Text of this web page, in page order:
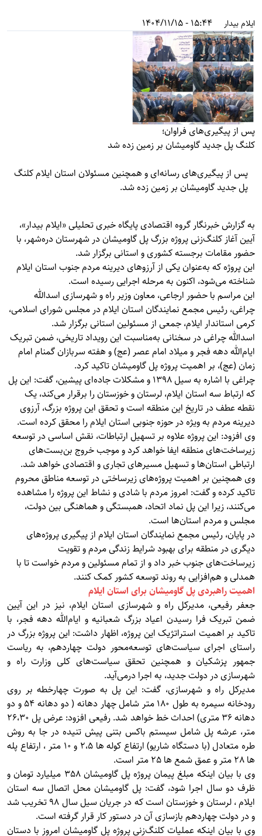
ایلام بیدار 15:44 - 1404/11/15
پس از پیگیری‌های فراوان؛
کلنگ پل جدید گاومیشان بر زمین زده شد
پس از پیگیری‌های رسانه‌ای و همچنین مسئولان استان ایلام کلنگ
پل جدید گاومیشان بر زمین زده شد.
به گزارش خبرنگار گروه اقتصادی پایگاه خبری تحلیلی «ایلام بیدار»،
آیین آغاز کلنگ‌زنی پروژه بزرگ پل گاومیشان در شهرستان دره‌شهر، با
حضور مقامات برجسته کشوری و استانی برگزار شد.
این پروژه که به‌عنوان یکی از آرزوهای دیرینه مردم جنوب استان ایلام
شناخته می‌شود، اکنون به مرحله اجرایی رسیده است.
این مراسم با حضور ارجاعی، معاون وزیر راه و شهرسازی اسدالله
چراغی، رئیس مجمع نمایندگان استان ایلام در مجلس شورای اسلامی،
کرمی استاندار ایلام، جمعی از مسئولین استانی برگزار شد.
اسدالله چراغی در سخنانی به‌مناسبت این رویداد تاریخی، ضمن تبریک
ایام‌الله دهه فجر و میلاد امام عصر (عج) و هفته سربازان گمنام امام
زمان (عج)، بر اهمیت پروژه پل گاومیشان تاکید کرد.
چراغی با اشاره به سیل ۱۳۹۸ و مشکلات جاده‌ای پیشین، گفت: این پل
که ارتباط سه استان ایلام، لرستان و خوزستان را برقرار می‌کند، یک
نقطه عطف در تاریخ این منطقه است و تحقق این پروژه بزرگ، آرزوی
دیرینه مردم به ویژه در حوزه جنوبی استان ایلام را محقق کرده است.
وی افزود: این پروژه علاوه بر تسهیل ارتباطات، نقش اساسی در توسعه
زیرساخت‌های منطقه ایفا خواهد کرد و موجب خروج بن‌بست‌های
ارتباطی استان‌ها و تسهیل مسیرهای تجاری و اقتصادی خواهد شد.
وی همچنین بر اهمیت پروژه‌های زیرساختی در توسعه مناطق محروم
تاکید کرده و گفت: امروز مردم با شادی و نشاط این پروژه را مشاهده
می‌کنند، زیرا این پل نماد اتحاد، همبستگی و هماهنگی بین دولت،
مجلس و مردم استان‌ها است.
در پایان، رئیس مجمع نمایندگان استان ایلام از پیگیری پروژه‌های
دیگری در منطقه برای بهبود شرایط زندگی مردم و تقویت
زیرساخت‌های جنوب خبر داد و از تمام مسئولین و مردم خواست تا با
همدلی و هم‌افزایی به روند توسعه کشور کمک کنند.
اهمیت راهبردی پل گاومیشان برای استان ایلام
جعفر رفیعی، مدیرکل راه و شهرسازی استان ایلام، نیز در این آیین
ضمن تبریک فرا رسیدن اعیاد بزرگ شعبانیه و ایام‌الله دهه فجر، با
تاکید بر اهمیت استراتژیک این پروژه، اظهار داشت: این پروژه بزرگ در
راستای اجرای سیاست‌های توسعه‌محور دولت چهاردهم، به ریاست
جمهور پزشکیان و همچنین تحقق سیاست‌های کلی وزارت راه و
شهرسازی در دولت جدید، به اجرا درمی‌آید.
مدیرکل راه و شهرسازی، گفت: این پل به صورت چهارخطه بر روی
رودخانه سیمره به طول 180 متر شامل چهار دهانه ( دو دهانه 54 و دو
دهانه 36 متری) احداث خط خواهد شد. رفیعی افزود: عرض پل 26،30
متر، عرشه پل شامل سیستم باکس بتنی پیش تنیده در جا به روش
طره متعادل (با دستگاه شاریو) ارتفاع کوله ها 2،5 و 10 متر ، ارتفاع پله
ها 28 متر و عمق شمع ها 25 متر است.
وی با بیان اینکه مبلغ پیمان پروژه پل گاومیشان 358 میلیارد تومان و
ظرف دو سال اجرا شود، گفت: پل گاومیشان محل اتصال سه استان
ایلام ، لرستان و خوزستان است که در جریان سیل سال 98 تخریب شد
و در دولت چهاردهم بازسازی آن در دستور کار قرار گرفته است.
وی با بیان اینکه عملیات کلنگ‌زنی پروژه پل گاومیشان امروز با دستان